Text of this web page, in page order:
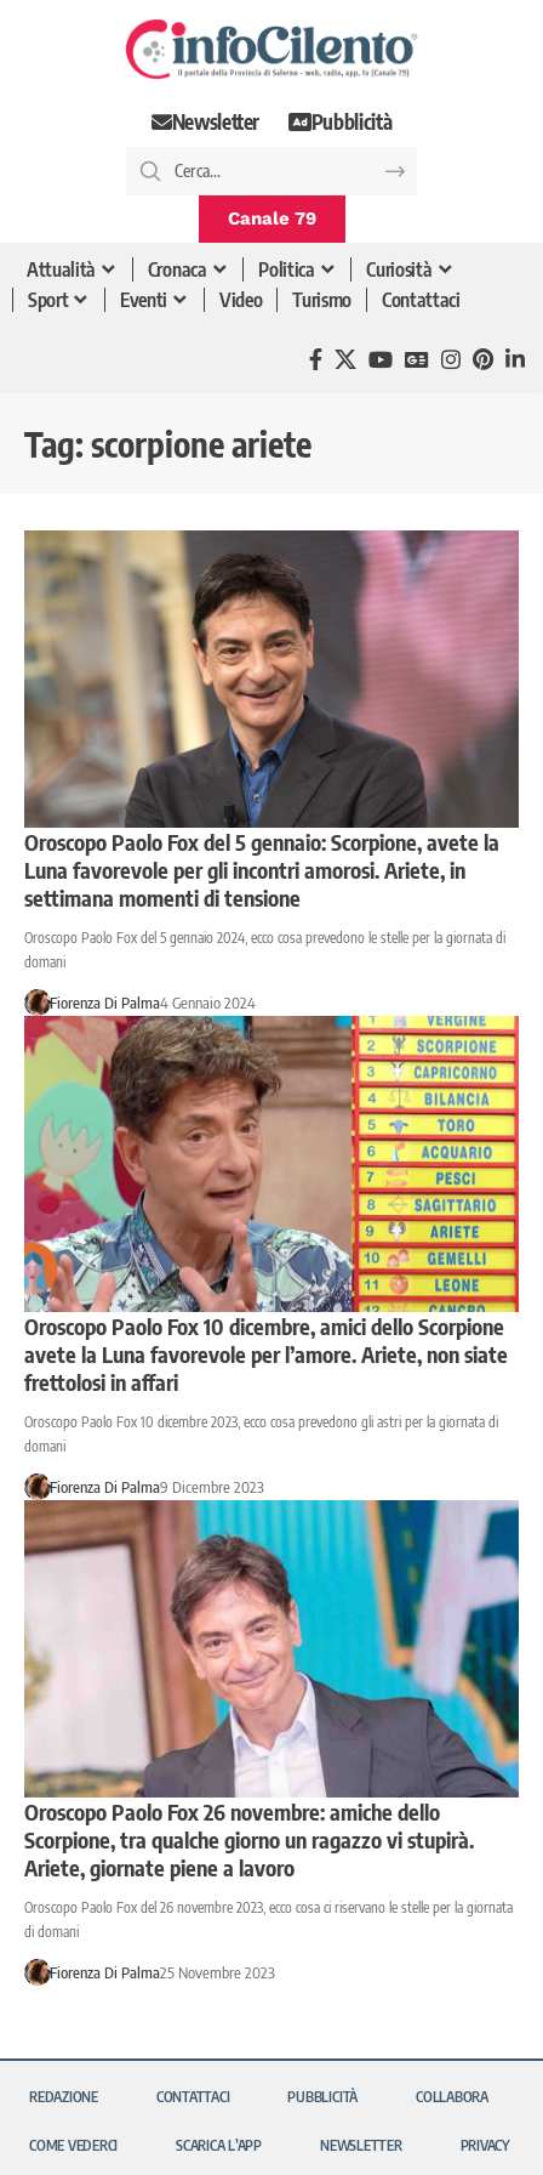
Newsletter Pubblicità
Canale 79
Attualità Cronaca Politica
Curiosità
Sport
Eventi Video Turismo Contattaci
Tag: scorpione ariete
Oroscopo Paolo Fox del 5 gennaio: Scorpione, avete la
Luna favorevole per gli incontri amorosi. Ariete, in
settimana momenti di tensione
Oroscopo Paolo Fox del 5 gennaio 2024, ecco cosa prevedono le stelle per la giornata di
domani
Fiorenza Di Palma4 Gennaio 2024
Oroscopo Paolo Fox 10 dicembre, amici dello Scorpione
avete la Luna favorevole per l’amore. Ariete, non siate
frettolosi in affari
Oroscopo Paolo Fox 10 dicembre 2023, ecco cosa prevedono gli astri per la giornata di
domani
Fiorenza Di Palma9 Dicembre 2023
Oroscopo Paolo Fox 26 novembre: amiche dello
Scorpione, tra qualche giorno un ragazzo vi stupirà.
Ariete, giornate piene a lavoro
Oroscopo Paolo Fox del 26 novembre 2023, ecco cosa ci riservano le stelle per la giornata
di domani
Fiorenza Di Palma25 Novembre 2023
REDAZIONE CONTATTACI PUBBLICITÀ COLLABORA
COME VEDERCI SCARICA L’APP NEWSLETTER PRIVACY